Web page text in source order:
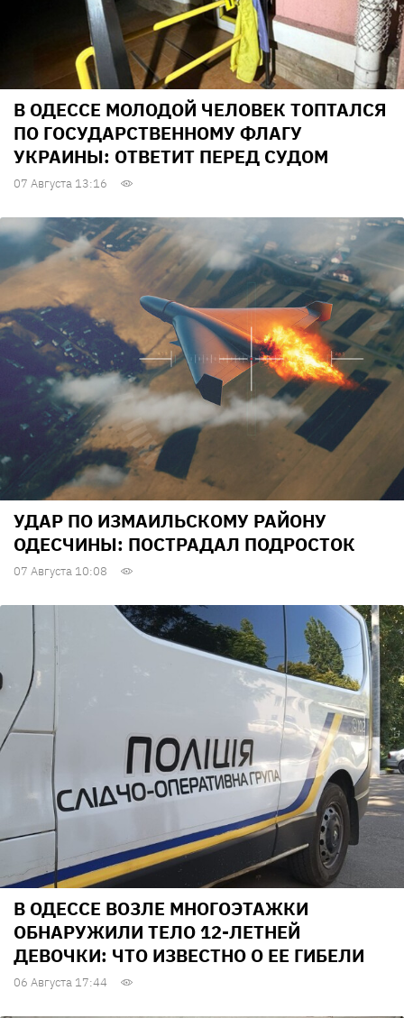
В ОДЕССЕ МОЛОДОЙ ЧЕЛОВЕК ТОПТАЛСЯ
ПО ГОСУДАРСТВЕННОМУ ФЛАГУ
УКРАИНЫ: ОТВЕТИТ ПЕРЕД СУДОМ
07 Августа 13:16
УДАР ПО ИЗМАИЛЬСКОМУ РАЙОНУ
ОДЕСЧИНЫ: ПОСТРАДАЛ ПОДРОСТОК
07 Августа 10:08
В ОДЕССЕ ВОЗЛЕ МНОГОЭТАЖКИ
ОБНАРУЖИЛИ ТЕЛО 12-ЛЕТНЕЙ
ДЕВОЧКИ: ЧТО ИЗВЕСТНО О ЕЕ ГИБЕЛИ
06 Августа 17:44